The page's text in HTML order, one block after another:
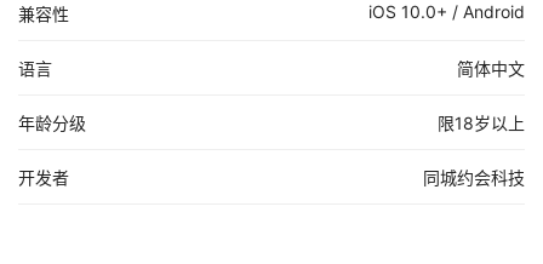
兼容性 iOS 10.0+ / Android
语言 简体中文
年龄分级 限18岁以上
开发者 同城约会科技